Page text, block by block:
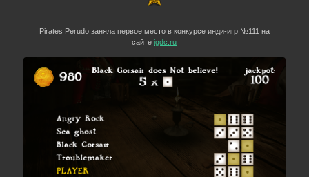
Pirates Perudo заняла первое место в конкурсе инди-игр №111 на
сайтеigdc.ru